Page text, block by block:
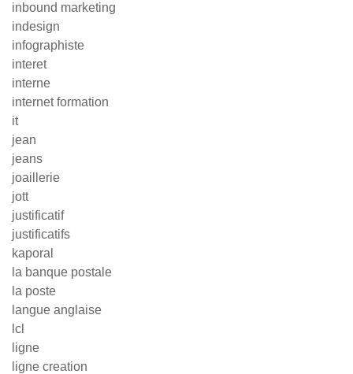
inbound marketing
indesign
infographiste
interet
interne
internet formation
it
jean
jeans
joaillerie
jott
justificatif
justificatifs
kaporal
la banque postale
la poste
langue anglaise
lcl
ligne
ligne creation